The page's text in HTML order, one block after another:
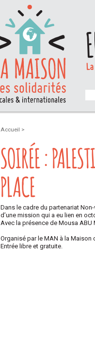
Accueil >
SOIRÉE :
PLACE
Dans le cadre du partenariat
d’une mission qui a eu lien en
Avec la présence de Mousa ABU
Organisé par le MAN à la Maison
Entrée libre et gratuite.